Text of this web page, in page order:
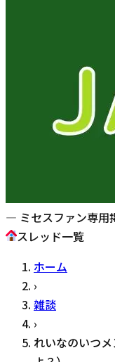
— ミセスファン専用
スレッド一覧
ホーム
›
雑談
›
れいなのいつ